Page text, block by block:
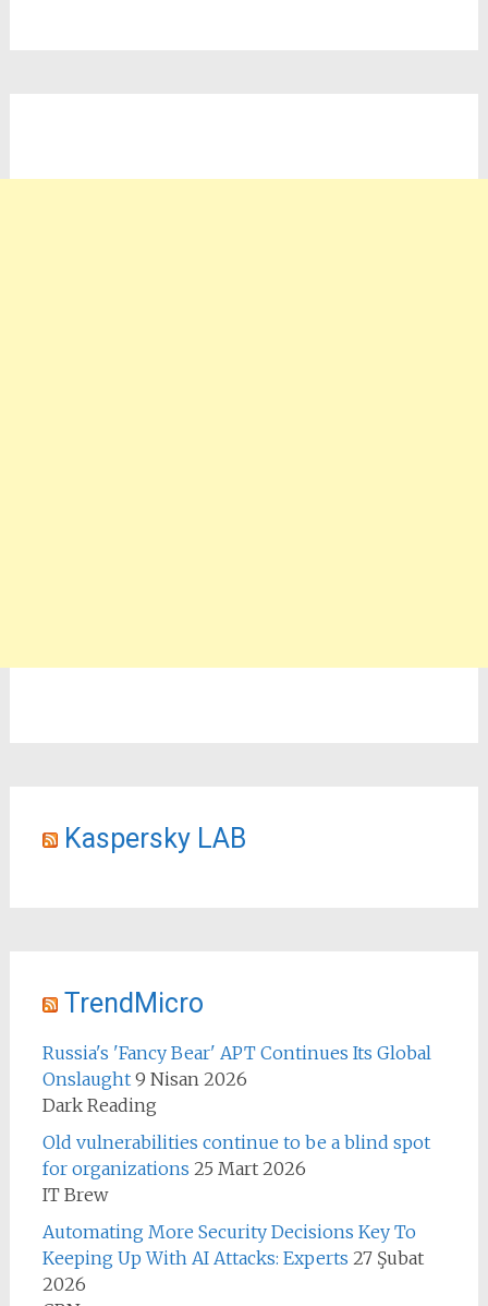
Kaspersky LAB
TrendMicro
Russia's 'Fancy Bear' APT Continues Its Global
Onslaught 9 Nisan 2026
Dark Reading
Old vulnerabilities continue to be a blind spot
for organizations 25 Mart 2026
IT Brew
Automating More Security Decisions Key To
Keeping Up With AI Attacks: Experts 27 Şubat
2026